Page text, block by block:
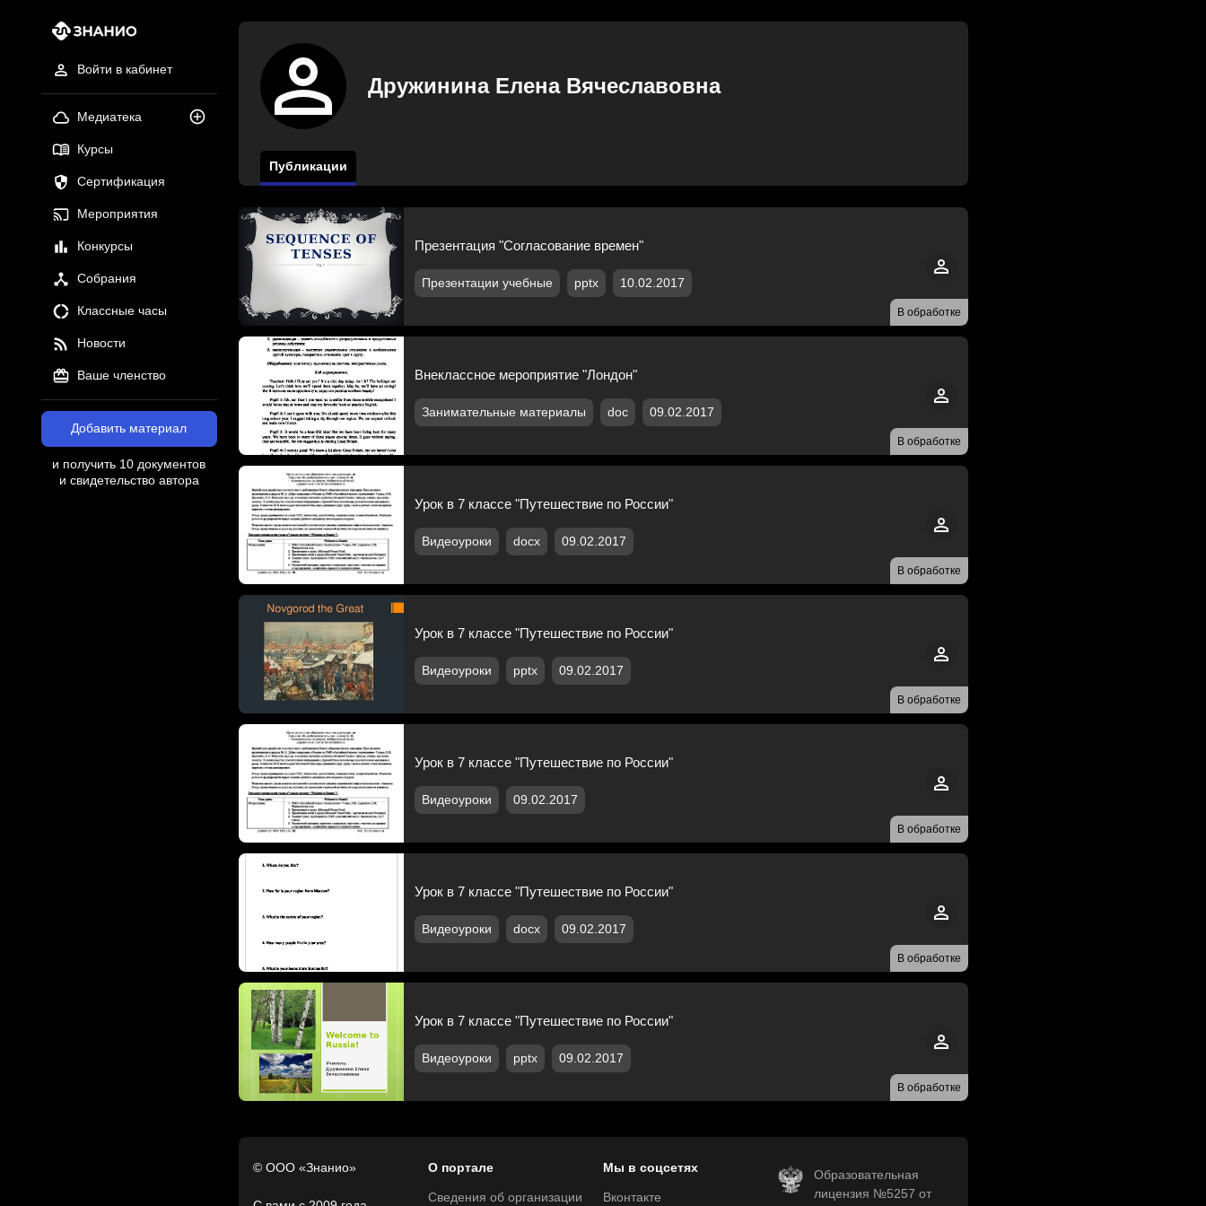
Войти в кабинет
Медиатека
Курсы
Сертификация
Мероприятия
Конкурсы
Собрания
Классные часы
Новости
Ваше членство
Добавить материал
и получить 10 документов
и свидетельство автора
Дружинина Елена Вячеславовна
Публикации
В обработке
Презентация "Согласование времен"
Презентации учебные pptx 10.02.2017
В обработке
Внеклассное мероприятие "Лондон"
Занимательные материалы doc 09.02.2017
В обработке
Урок в 7 классе "Путешествие по России"
Видеоуроки docx 09.02.2017
В обработке
Урок в 7 классе "Путешествие по России"
Видеоуроки pptx 09.02.2017
В обработке
Урок в 7 классе "Путешествие по России"
Видеоуроки 09.02.2017
В обработке
Урок в 7 классе "Путешествие по России"
Видеоуроки docx 09.02.2017
В обработке
Урок в 7 классе "Путешествие по России"
Видеоуроки pptx 09.02.2017
© ООО «Знанио» О портале
Сведения об организации
Мы в соцсетях
Вконтакте
Образовательная
лицензия №5257 от